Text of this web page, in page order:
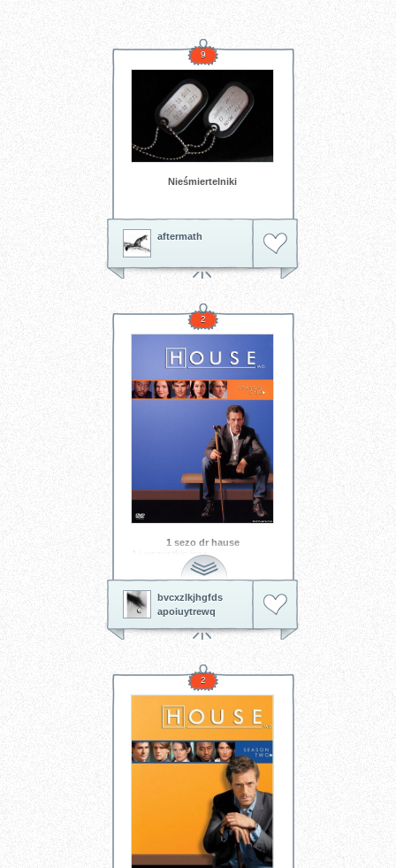
9
Nieśmiertelniki
aftermath
2
1 sezo dr hause
1 i wszystkie inne
bvcxzlkjhgfds
apoiuytrewq
2